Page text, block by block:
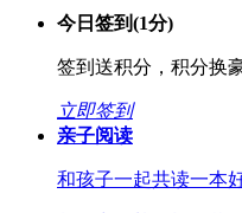
今日签到(1分)
签到送积分，积分换
立即签到
亲子阅读
和孩子一起共读一本